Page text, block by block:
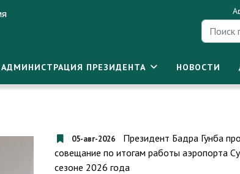
АДМИНИСТРАЦИЯ ПРЕЗИДЕНТА НОВОСТИ
05-авг-2026
Президент Бадра Гунба
совещание по итогам работы аэропорта
сезоне 2026 года